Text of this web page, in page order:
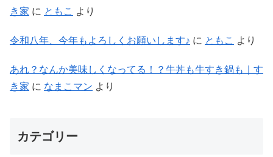
き家 に ともこ より
令和八年、今年もよろしくお願いします♪ に ともこ より
あれ？なんか美味しくなってる！？牛丼も牛すき鍋も｜す
き家 に なまこマン より
カテゴリー